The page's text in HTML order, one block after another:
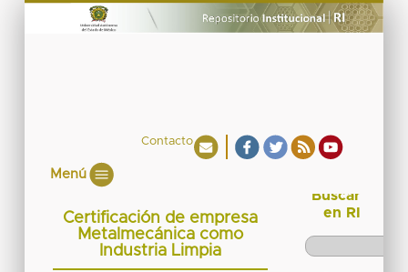
Contacto
Menú
Certificación de empresa
Metalmecánica como
Industria Limpia
Buscar
en RI